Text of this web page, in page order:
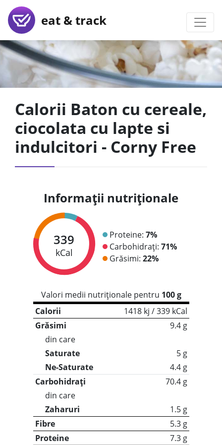
eat & track
Calorii Baton cu cereale,
ciocolata cu lapte si
indulcitori - Corny Free
Informații nutriționale
339
kCal
Proteine: 7%
Carbohidrați: 71%
Grăsimi: 22%
Valori medii nutriționale pentru 100 g
Calorii
1418 kj / 339 kCal
Grăsimi
9.4 g
din care
Saturate
5 g
Ne-Saturate
4.4 g
Carbohidrați
70.4 g
din care
Zaharuri
1.5 g
Fibre
5.3 g
Proteine
7.3 g